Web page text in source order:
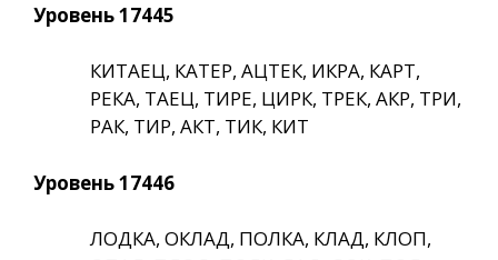
Уровень 17445
КИТАЕЦ, КАТЕР, АЦТЕК, ИКРА, КАРТ,
РЕКА, ТАЕЦ, ТИРЕ, ЦИРК, ТРЕК, АКР, ТРИ,
РАК, ТИР, АКТ, ТИК, КИТ
Уровень 17446
ЛОДКА, ОКЛАД, ПОЛКА, КЛАД, КЛОП,